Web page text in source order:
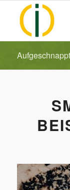
Aufgeschnappt